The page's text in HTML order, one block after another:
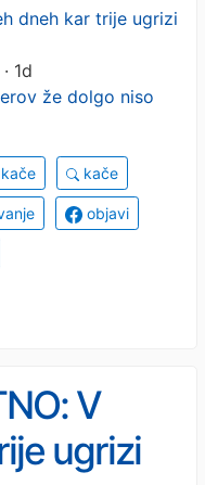
dneh kar trije ugrizi
1d
že dolgo niso
kače
objavi
V
ugrizi